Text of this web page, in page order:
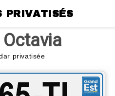
PRIVATISÉS
privatisée